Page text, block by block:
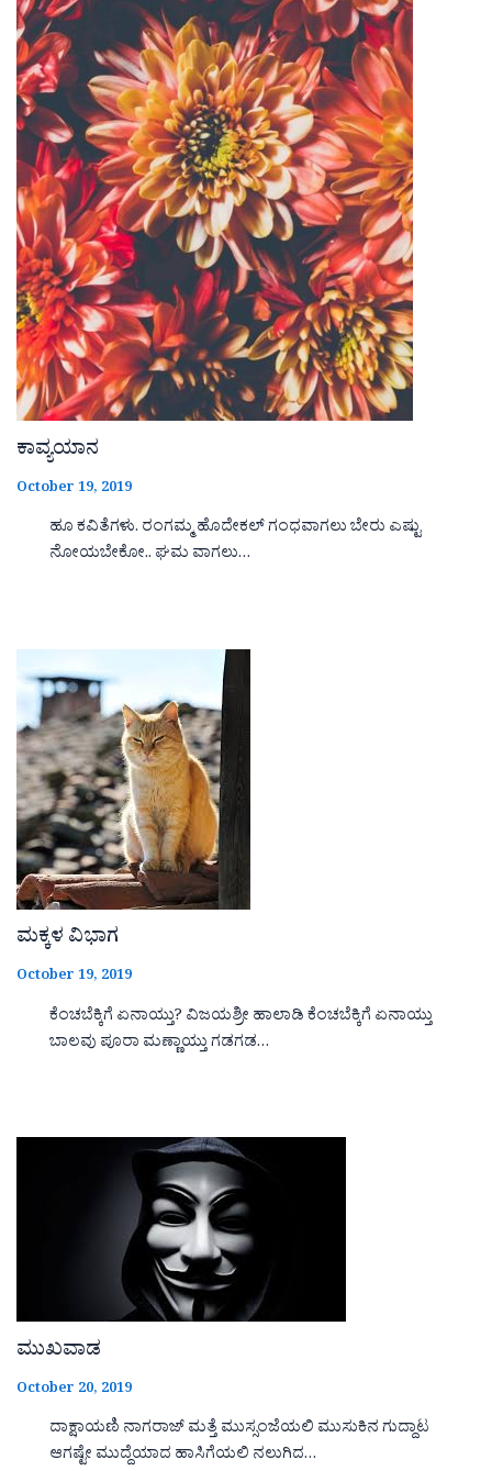
ಕಾವ್ಯಯಾನ
October 19, 2019
ಹೂ ಕವಿತೆಗಳು. ರಂಗಮ್ಮ ಹೊದೇಕಲ್ ಗಂಧವಾಗಲು ಬೇರು ಎಷ್ಟು
ನೋಯಬೇಕೋ.. ಘಮ ವಾಗಲು…
ಮಕ್ಕಳ ವಿಭಾಗ
October 19, 2019
ಕೆಂಚಬೆಕ್ಕಿಗೆ ಏನಾಯ್ತು? ವಿಜಯಶ್ರೀ ಹಾಲಾಡಿ ಕೆಂಚಬೆಕ್ಕಿಗೆ ಏನಾಯ್ತು
ಬಾಲವು ಪೂರಾ ಮಣ್ಣಾಯ್ತು ಗಡಗಡ…
ಮುಖವಾಡ
October 20, 2019
ದಾಕ್ಷಾಯಣಿ ನಾಗರಾಜ್ ಮತ್ತೆ ಮುಸ್ಸಂಜೆಯಲಿ ಮುಸುಕಿನ ಗುದ್ದಾಟ
ಆಗಷ್ಟೇ ಮುದ್ದೆಯಾದ ಹಾಸಿಗೆಯಲಿ ನಲುಗಿದ…